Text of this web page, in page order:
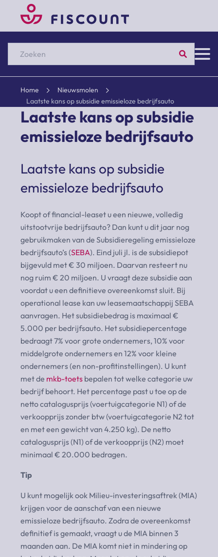
Zoeken
Home
Nieuwsmolen
Laatste kans op subsidie emissieloze bedrijfsauto
Laatste kans op subsidie
emissieloze bedrijfsauto
Laatste kans op subsidie
emissieloze bedrijfsauto
Koopt of financial-leaset u een nieuwe, volledig
uitstootvrije bedrijfsauto? Dan kunt u dit jaar nog
gebruikmaken van de Subsidieregeling emissieloze
bedrijfsauto’s (SEBA). Eind juli jl. is de subsidiepot
bijgevuld met € 30 miljoen. Daarvan resteert nu
nog ruim € 20 miljoen. U vraagt deze subsidie aan
voordat u een definitieve overeenkomst sluit. Bij
operational lease kan uw leasemaatschappij SEBA
aanvragen. Het subsidiebedrag is maximaal €
5.000 per bedrijfsauto. Het subsidiepercentage
bedraagt 7% voor grote ondernemers, 10% voor
middelgrote ondernemers en 12% voor kleine
ondernemers (en non-profitinstellingen). U kunt
met de mkb-toets bepalen tot welke categorie uw
bedrijf behoort. Het percentage past u toe op de
netto catalogusprijs (voertuigcategorie N1) of de
verkoopprijs zonder btw (voertuigcategorie N2 tot
en met een gewicht van 4.250 kg). De netto
catalogusprijs (N1) of de verkoopprijs (N2) moet
minimaal € 20.000 bedragen.
Tip
U kunt mogelijk ook Milieu-investeringsaftrek (MIA)
krijgen voor de aanschaf van een nieuwe
emissieloze bedrijfsauto. Zodra de overeenkomst
definitief is gemaakt, vraagt u de MIA binnen 3
maanden aan. De MIA komt niet in mindering op